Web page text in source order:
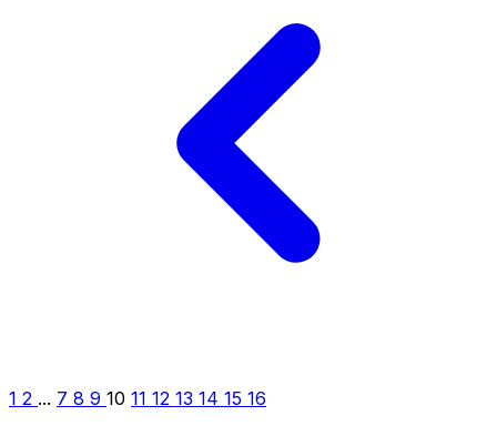
1 2 ... 7 8 9 10 11 12 13 14 15 16